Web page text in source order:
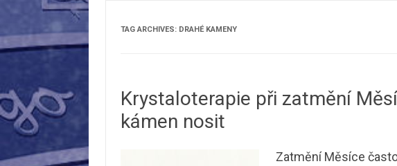
TAG ARCHIVES: DRAHÉ KAMENY
Krystaloterapie při zatmění
kámen nosit
Zatmění Měsíce